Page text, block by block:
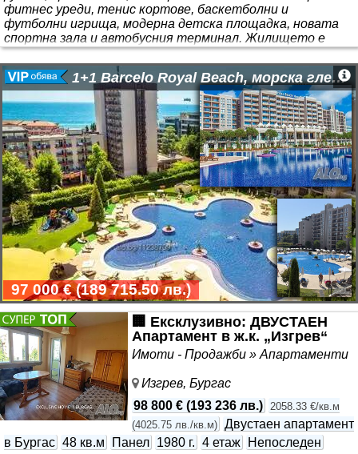
фитнес уреди, тенис кортове, баскетболни и
футболни игрища, модерна детска площадка, новата
спортна зала и автобусния терминал. Жилището е
изцяло южно изложение, което го прави изключително
светло, топло и комфортно през всички сезони.
Разпределение: • Просторна всекидневна с модерна
кухня • Голяма и уютна спалня с обособен кът за
тоалетка или удобно работно място за работа от
вкъщи; • Баня
1+1 Barcelo Royal Beach, морска гледка
97 000 €(189 715.50 лв.)
🏢 Ексклузивно: ДВУСТАЕН
Апартамент в ж.к. „Изгрев“
Имоти - Продажби » Апартаменти
Изгрев, Бургас
98 800 € (193 236 лв.)
2058.33 €/кв.м
(4025.75 лв./кв.м) Двустаен апартамент
в Бургас 48 кв.м Панел 1980 г. 4 етаж
Непоследен